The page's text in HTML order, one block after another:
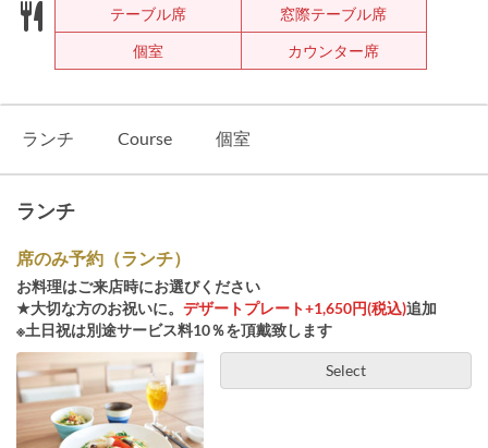
テーブル席
窓際テーブル席
個室
カウンター席
ランチ Course 個室
ランチ
席のみ予約（ランチ）
お料理はご来店時にお選びください
★大切な方のお祝いに。 デザートプレート+1,650円(税込)追加
※土日祝は別途サービス料10％を頂戴致します
Select